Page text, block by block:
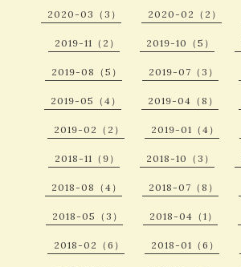
2020-03（3） 2020-02（2）
2019-11（2） 2019-10（5）
2019-08（5） 2019-07（3）
2019-05（4） 2019-04（8）
2019-02（2） 2019-01（4）
2018-11（9） 2018-10（3）
2018-08（4） 2018-07（8）
2018-05（3） 2018-04（1）
2018-02（6） 2018-01（6）